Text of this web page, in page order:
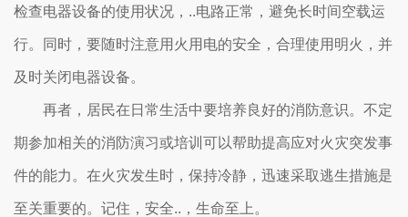
检查电器设备的使用状况，..电路正常，避免长时间空载运
行。同时，要随时注意用火用电的安全，合理使用明火，并
及时关闭电器设备。
再者，居民在日常生活中要培养良好的消防意识。不定
期参加相关的消防演习或培训可以帮助提高应对火灾突发事
件的能力。在火灾发生时，保持冷静，迅速采取逃生措施是
至关重要的。记住，安全..，生命至上。